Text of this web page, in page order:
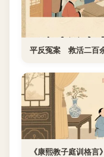
平反冤案 救活二百
《康熙教子庭训格言